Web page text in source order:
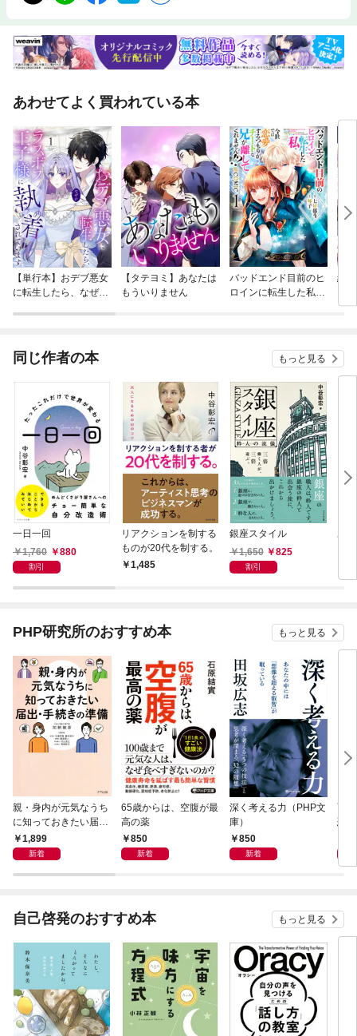
あわせてよく買われている本
【単行本】おデブ悪女
に転生したら、なぜか
【タテヨミ】あなたは
もういりません
バッドエンド目前のヒ
ロインに転生した私、
結
同じ作者の本 もっと見る
一日一回
1,760
880
割引
リアクションを制する
ものが20代を制する。
1,485
銀座スタイル
1,650
825
割引
あ
PHP研究所のおすすめ本 もっと見る
親・身内が元気なうち
に知っておきたい届
出・手続きの準備（き
ずな出版）
1,899
新着
65歳からは、空腹が最
高の薬
850
新着
深く考える力（PHP文
庫）
850
新着
面
恐
自己啓発のおすすめ本 もっと見る